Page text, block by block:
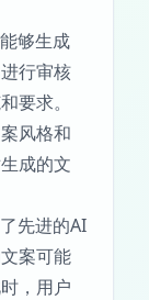
够生成
行审核
要求。
风格和
成的文
先进的AI
案可能
，用户